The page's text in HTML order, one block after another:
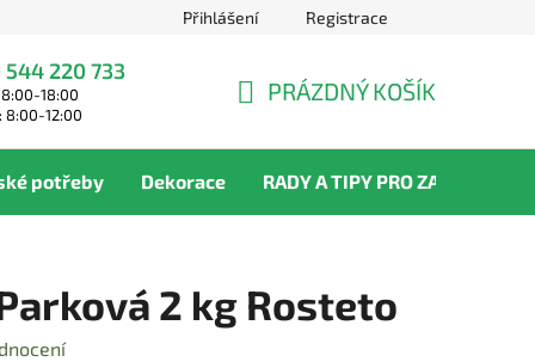
Přihlášení Registrace
220 733
18:00
8:00-12:00
KOŠÍK
PRÁZDNÝ KOŠÍK
potřeby Dekorace RADY A TIPY PRO ZAHRADNÍKY
2 kg Rosteto